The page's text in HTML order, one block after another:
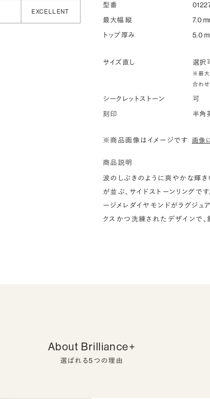
EXCELLENT
型番
最大幅 縦
7.0
トップ厚み
5.0
サイズ直し 選択
※最大
合わせ
シークレットストーン
可
刻印
半角
※商品画像はイメージです 画像
商品説明
波のしぶきのように爽やかな輝き
が並ぶ、サイドストーンリングで
ージメレダイヤモンドがラグジュ
クスかつ洗練されたデザインで、
About Brilliance+
選ばれる5つの理由